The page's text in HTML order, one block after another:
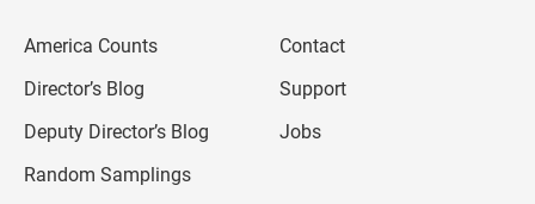
America Counts
Director’s Blog
Deputy Director’s Blog
Random Samplings
Contact
Support
Jobs